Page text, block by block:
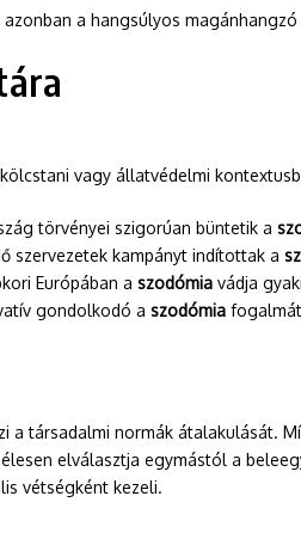
a hangsúlyos
vagy állatvédelmi
törvényei szigorúan büntetik a
szervezetek kampányt indítottak a
Európában a szodómia vádja
gondolkodó a szodómia
a társadalmi normák átalakulását.
elválasztja egymástól a
vétségként kezeli.